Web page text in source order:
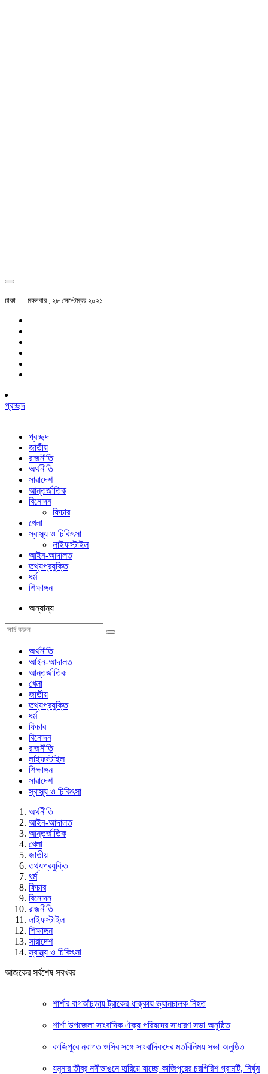
ঢাকা মঙ্গলবার , ২৮ সেপ্টেম্বর ২০২১
প্রচ্ছদ
প্রচ্ছদ
জাতীয়
রাজনীতি
অর্থনীতি
সারাদেশ
আন্তর্জাতিক
বিনোদন
ফিচার
খেলা
স্বাস্থ্য ও চিকিৎসা
লাইফস্টাইল
আইন-আদালত
তথ্যপ্রযুক্তি
ধর্ম
শিক্ষাঙ্গন
অন্যান্য
অর্থনীতি
আইন-আদালত
আন্তর্জাতিক
খেলা
জাতীয়
তথ্যপ্রযুক্তি
ধর্ম
ফিচার
বিনোদন
রাজনীতি
লাইফস্টাইল
শিক্ষাঙ্গন
সারাদেশ
স্বাস্থ্য ও চিকিৎসা
অর্থনীতি
আইন-আদালত
আন্তর্জাতিক
খেলা
জাতীয়
তথ্যপ্রযুক্তি
ধর্ম
ফিচার
বিনোদন
রাজনীতি
লাইফস্টাইল
শিক্ষাঙ্গন
সারাদেশ
স্বাস্থ্য ও চিকিৎসা
আজকের সর্বশেষ সবখবর
শার্শার বাগআঁচড়ায় ট্রাকের ধাক্কায় ভ্যানচালক নিহত
শার্শা উপজেলা সাংবাদিক ঐক্য পরিষদের সাধারণ সভা অনুষ্ঠিত
কাজিপুরে নবাগত ওসির সঙ্গে সাংবাদিকদের মতবিনিময় সভা অনুষ্ঠিত
যমুনার তীব্র নদীভাঙনে হারিয়ে যাচ্ছে কাজিপুরের চরগিরিশ গ্রামটি, নির্ঘুম